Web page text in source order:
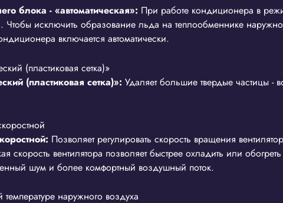
блока - «автоматическая»: При работе кондиционера в
Чтобы исключить образование льда на теплообменнике
включается автоматически.
(пластиковая сетка)»: Удаляет большие твердые частицы -
Позволяет регулировать скорость вращения
скорость вентилятора позволяет быстрее охладить или
шум и более комфортный воздушный поток.